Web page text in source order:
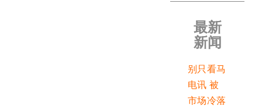
最新
新闻
别只看马
电讯 被
市场冷落